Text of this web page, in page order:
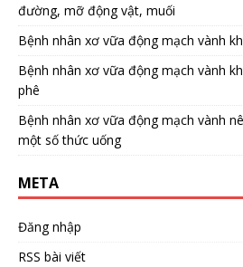
đường, mỡ động vật, muối
Bệnh nhân xơ vữa động mạch vành
Bệnh nhân xơ vữa động mạch vành
phê
Bệnh nhân xơ vữa động mạch vành
một số thức uống
META
Đăng nhập
RSS bài viết